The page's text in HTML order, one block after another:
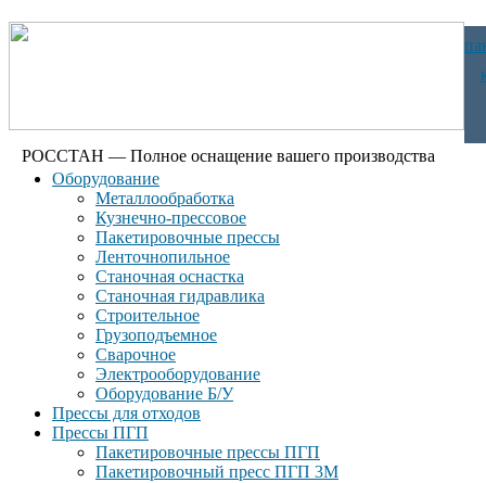
РОССТАН — Полное оснащение вашего производства
Оборудование
Металлообработка
Кузнечно-прессовое
Пакетировочные прессы
Ленточнопильное
Станочная оснастка
Станочная гидравлика
Строительное
Грузоподъемное
Сварочное
Электрооборудование
Оборудование Б/У
Прессы для отходов
Прессы ПГП
Пакетировочные прессы ПГП
Пакетировочный пресс ПГП 3М